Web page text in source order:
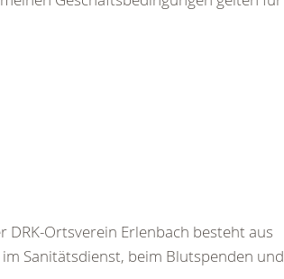
DRK-Ortsverein Erlenbach besteht aus
Sanitätsdienst, beim Blutspenden und